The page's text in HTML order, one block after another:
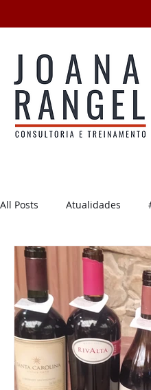
All Posts Atualidades
Degustações
Parcerias & Business
Recomendações